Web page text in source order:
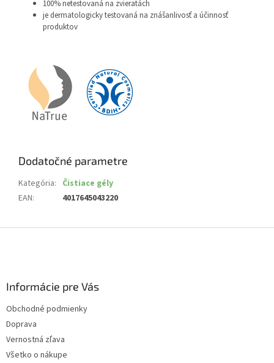
100% netestovaná na zvieratách
je dermatologicky testovaná na znášanlivosť a účinnosť
produktov
Dodatočné parametre
Kategória: Čistiace gély
EAN: 4017645043220
Informácie pre Vás
Obchodné podmienky
Doprava
Vernostná zľava
Všetko o nákupe